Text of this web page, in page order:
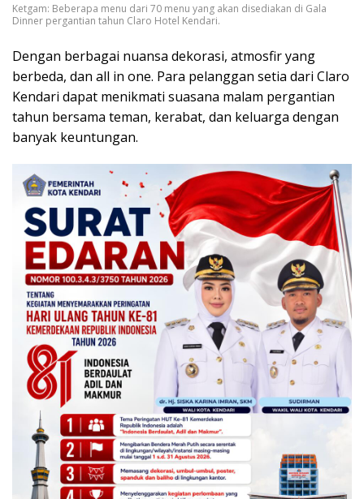
Ketgam: Beberapa menu dari 70 menu yang akan disediakan di Gala
Dinner pergantian tahun Claro Hotel Kendari.
Dengan berbagai nuansa dekorasi, atmosfir yang
berbeda, dan all in one. Para pelanggan setia dari Claro
Kendari dapat menikmati suasana malam pergantian
tahun bersama teman, kerabat, dan keluarga dengan
banyak keuntungan.